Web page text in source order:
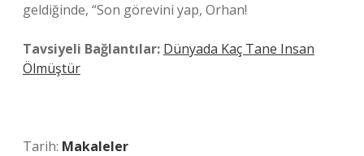
geldiğinde, “Son görevini yap, Orhan!
Tavsiyeli Bağlantılar: Dünyada Kaç Tane Insan
Ölmüştür
Tarih: Makaleler